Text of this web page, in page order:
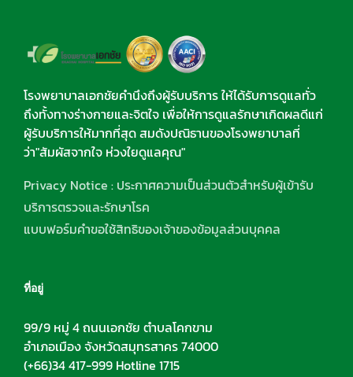
โรงพยาบาลเอกชัยคำนึงถึงผู้รับบริการ ให้ได้รับการดูแลทั่ว
ถึงทั้งทางร่างกายและจิตใจ เพื่อให้การดูแลรักษาเกิดผลดีแก่
ผู้รับบริการให้มากที่สุด สมดังปณิธานของโรงพยาบาลที่
ว่า"สัมผัสจากใจ ห่วงใยดูแลคุณ"
Privacy Notice : ประกาศความเป็นส่วนตัวสำหรับผู้เข้ารับ
บริการตรวจและรักษาโรค
แบบฟอร์มคำขอใช้สิทธิของเจ้าของข้อมูลส่วนบุคคล
ที่อยู่
99/9 หมู่ 4 ถนนเอกชัย ตำบลโคกขาม
อำเภอเมือง จังหวัดสมุทรสาคร 74000
(+66)34 417-999 Hotline 1715